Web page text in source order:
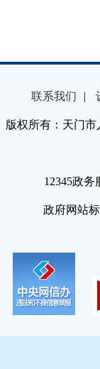
联系我们 |
版权所有：天门
12345政务
政府网站